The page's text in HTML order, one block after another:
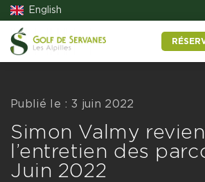
English
Publié le : 3 juin 2022
Simon Valmy
l’entretien des
Juin 2022